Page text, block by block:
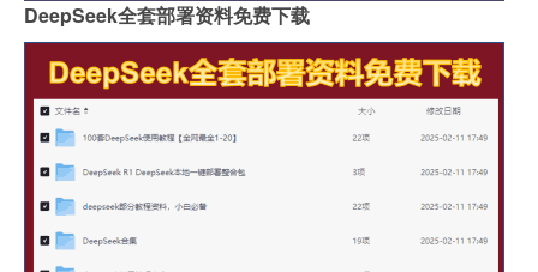
DeepSeek全套部署资料免费下载